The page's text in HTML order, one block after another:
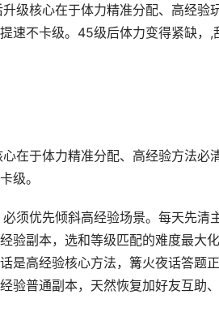
级核心在于体力精准分配、高经验
速不卡级。45级后体力变得紧缺
在于体力精准分配、高经验方法必
级。
须优先倾斜高经验场景。每天先清
验副本，选和等级匹配的难度最大
是高经验核心方法，篝火夜话答题
验普通副本，天然恢复加好友互助